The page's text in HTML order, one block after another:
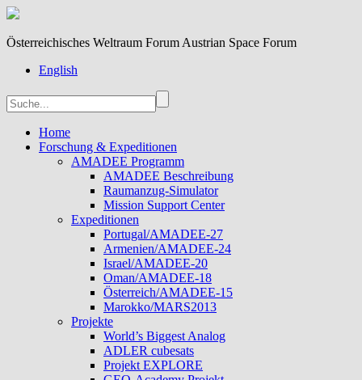
Österreichisches Weltraum Forum Austrian Space Forum
English
Home
Forschung & Expeditionen
AMADEE Programm
AMADEE Beschreibung
Raumanzug-Simulator
Mission Support Center
Expeditionen
Portugal/AMADEE-27
Armenien/AMADEE-24
Israel/AMADEE-20
Oman/AMADEE-18
Österreich/AMADEE-15
Marokko/MARS2013
Projekte
World’s Biggest Analog
ADLER cubesats
Projekt EXPLORE